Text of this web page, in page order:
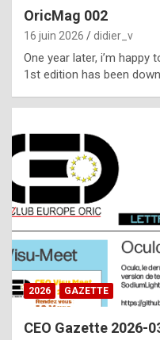
OricMag 002
16 juin 2026 didier_v
One year later, i’m happy
1st edition has been
2026 GAZETTE
CEO Gazette 2026-